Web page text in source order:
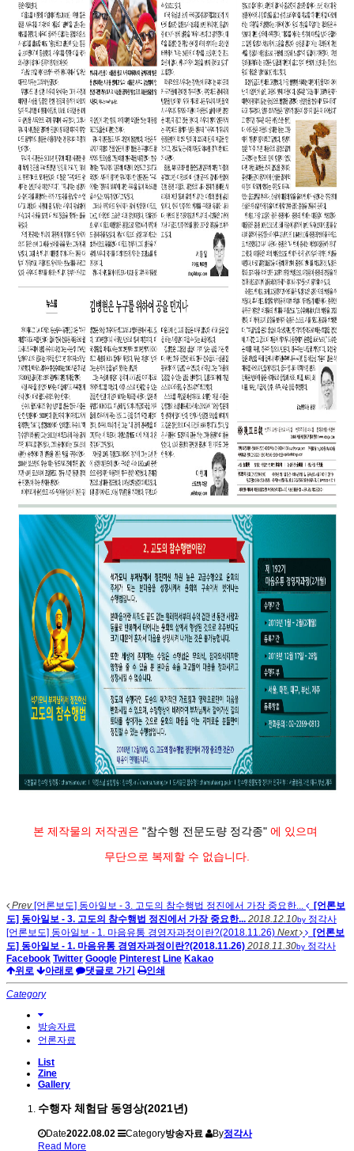
본 제작물의 저작권은 "참수행 전문도량 정각종" 에 있으며
무단으로 복제할 수 없습니다.
Prev[언론보도] 동아일보 - 3. 고도의 참수행법 정진에서 가장 중요한...
[언론보
도] 동아일보 - 3. 고도의 참수행법 정진에서 가장 중요한... 2018.12.10by 정각사
[언론보도] 동아일보 - 1. 마음유통 경영자과정이란?(2018.11.26) Next
[언론보
도] 동아일보 - 1. 마음유통 경영자과정이란?(2018.11.26) 2018.11.30by 정각사
Facebook Twitter Google Pinterest Line Kakao
위로
아래로 댓글로 가기 인쇄
Category
방송자료
언론자료
List
Zine
Gallery
수행자 체험담 동영상(2021년)
Date2022.08.02 Category방송자료 By정각사
Read More